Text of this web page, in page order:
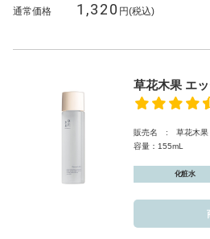
通常価格 1,320 円(税込)
草花木果 エ
販売名 : 草花木果
容量：155mL
化粧水